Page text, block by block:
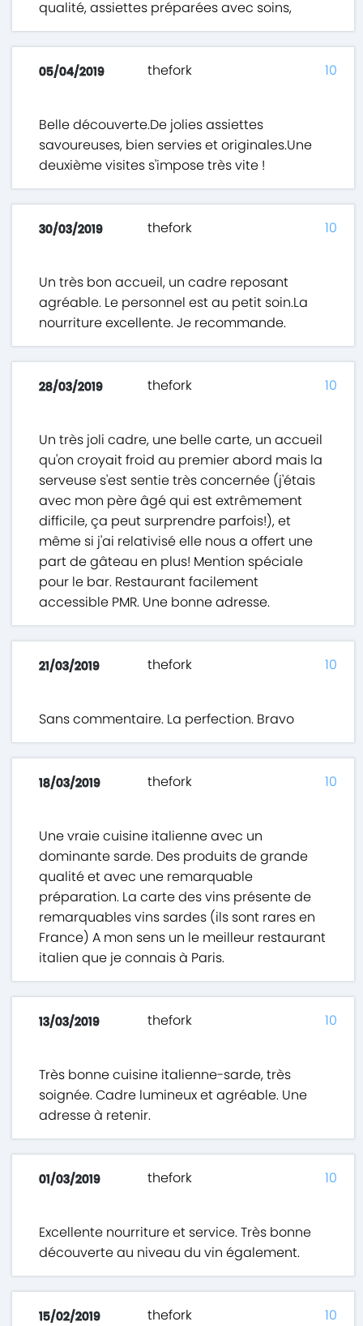
qualité, assiettes préparées avec soins,
05/04/2019 thefork
Belle découverte.De jolies assiettes
savoureuses, bien servies et originales.Une
deuxième visites s'impose très vite !
10
30/03/2019 thefork
Un très bon accueil, un cadre reposant
agréable. Le personnel est au petit soin.La
nourriture excellente. Je recommande.
10
28/03/2019 thefork
Un très joli cadre, une belle carte, un accueil
qu'on croyait froid au premier abord mais la
serveuse s'est sentie très concernée (j'étais
avec mon père âgé qui est extrêmement
difficile, ça peut surprendre parfois!), et
même si j'ai relativisé elle nous a offert une
part de gâteau en plus! Mention spéciale
pour le bar. Restaurant facilement
accessible PMR. Une bonne adresse.
10
21/03/2019 thefork
Sans commentaire. La perfection. Bravo
10
18/03/2019 thefork
Une vraie cuisine italienne avec un
dominante sarde. Des produits de grande
qualité et avec une remarquable
préparation. La carte des vins présente de
remarquables vins sardes (ils sont rares en
France) A mon sens un le meilleur restaurant
italien que je connais à Paris.
10
13/03/2019 thefork
Très bonne cuisine italienne-sarde, très
soignée. Cadre lumineux et agréable. Une
adresse à retenir.
10
01/03/2019 thefork
Excellente nourriture et service. Très bonne
découverte au niveau du vin également.
10
15/02/2019 thefork 10